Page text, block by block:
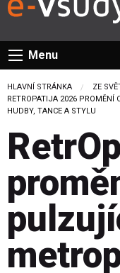
Menu
HLAVNÍ STRÁNKA
ZE
CURRENT:
RETROPATIJA 2026 PROMĚNÍ
HUDBY, TANCE A STYLU